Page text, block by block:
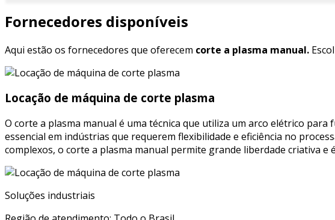
Fornecedores disponíveis
Aqui estão os fornecedores que oferecem corte a plasma manual.
Locação de máquina de corte plasma
O corte a plasma manual é uma técnica que utiliza um arco elétrico
essencial em indústrias que requerem flexibilidade e eficiência no
complexos, o corte a plasma manual permite grande liberdade criativa
Soluções industriais